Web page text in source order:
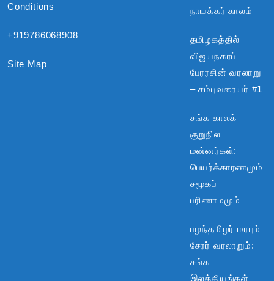
Conditions
+919786068908
Site Map
நாயக்கர் காலம்
தமிழகத்தில்
விஜயநகரப்
பேரரசின் வரலாறு
– சம்புவரையர் #1
சங்க காலக்
குறுநில
மன்னர்கள்:
பெயர்க்காரணமும்
சமூகப்
பரிணாமமும்
பழந்தமிழர் மரபும்
சேரர் வரலாறும்:
சங்க
இலக்கியங்கள்